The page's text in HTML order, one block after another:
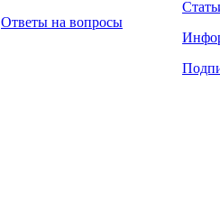
Ответы на вопросы